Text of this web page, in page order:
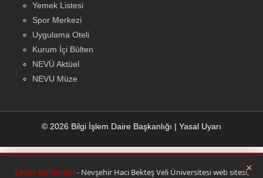
×
Çerez Kullanımı - Nevşehir Hacı Bekteş Veli Üniversitesi web sitesi,
Yemek Listesi
Spor Merkezi
Uygulama Oteli
Kurum İçi Bülten
NEVÜ Aktüel
NEVU Müze
© 2026 Bilgi İşlem Daire Başkanlığı | Yasal Uyarı